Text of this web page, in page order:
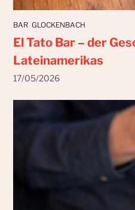
BAR GLOCKENBACH
El Tato Bar – der
Lateinamerikas
17/05/2026